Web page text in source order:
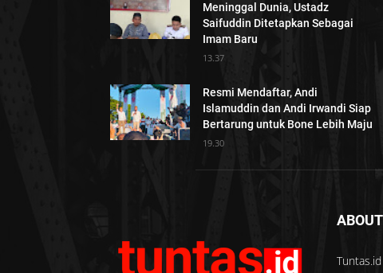
Meninggal Dunia, Ustadz
Saifuddin Ditetapkan Sebagai
Imam Baru
13.37
Resmi Mendaftar, Andi
Islamuddin dan Andi Irwandi Siap
Bertarung untuk Bone Lebih Maju
19.30